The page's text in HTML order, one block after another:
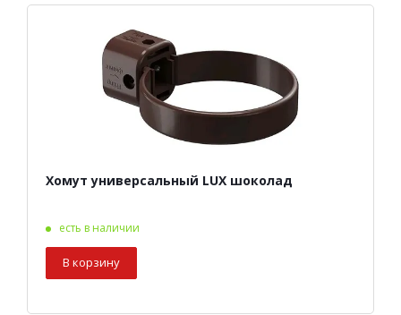
Хомут универсальный LUX шоколад
есть в наличии
В корзину